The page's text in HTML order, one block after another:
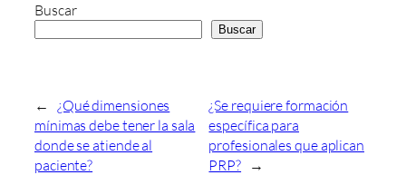
Buscar
Buscar
←
¿Qué dimensiones
mínimas debe tener la sala
donde se atiende al
paciente?
¿Se requiere formación
específica para
profesionales que aplican
PRP? →